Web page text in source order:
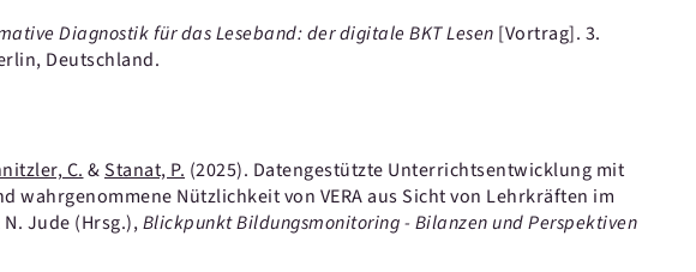
Diagnostik für das Leseband: der digitale BKT Lesen [Vortrag]. 3.
Deutschland.
C. &Stanat, P. (2025). Datengestützte Unterrichtsentwicklung mit
wahrgenommene Nützlichkeit von VERA aus Sicht von Lehrkräften im
Jude (Hrsg.),Blickpunkt Bildungsmonitoring - Bilanzen und Perspektiven